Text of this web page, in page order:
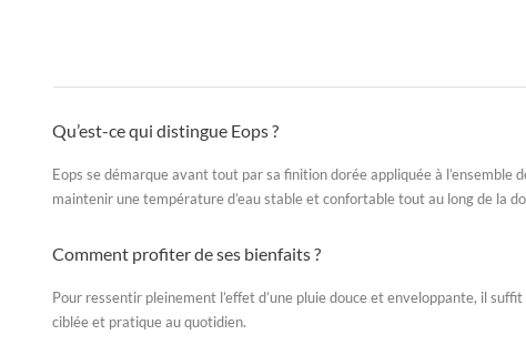
Qu’est-ce qui distingue Eops ?
Eops se démarque avant tout par sa finition dorée appliquée à l’ensemble
maintenir une température d’eau stable et confortable tout au long de la
Comment profiter de ses bienfaits ?
Pour ressentir pleinement l’effet d’une pluie douce et enveloppante, il
ciblée et pratique au quotidien.